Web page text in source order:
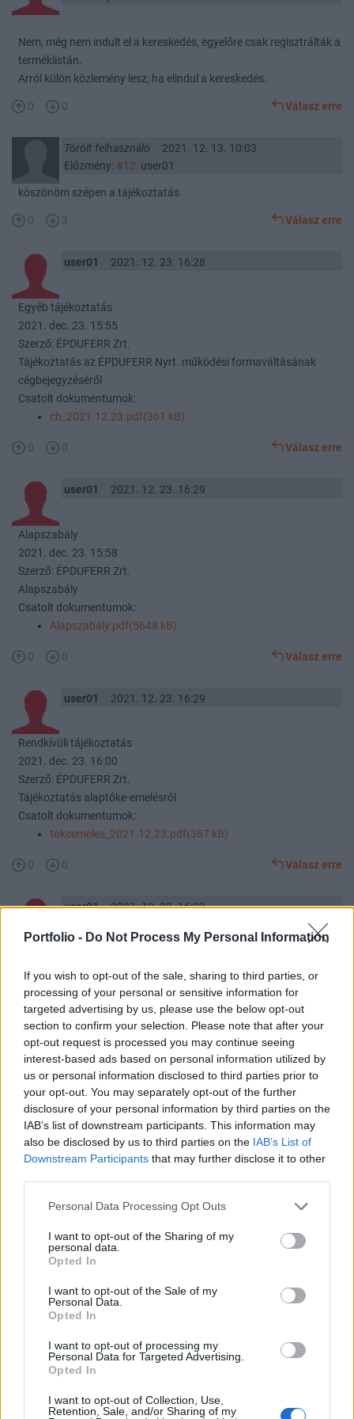
Portfolio - Do Not Process My Personal Information
If you wish to opt-out of the sale, sharing to third parties, or
processing of your personal or sensitive information for
targeted advertising by us, please use the below opt-out
section to confirm your selection. Please note that after your
opt-out request is processed you may continue seeing
interest-based ads based on personal information utilized by
us or personal information disclosed to third parties prior to
your opt-out. You may separately opt-out of the further
disclosure of your personal information by third parties on the
IAB’s list of downstream participants. This information may
also be disclosed by us to third parties on the IAB’s List of
Downstream Participants that may further disclose it to other
Personal Data Processing Opt Outs
I want to opt-out of the Sharing of my
personal data.
Opted In
I want to opt-out of the Sale of my
Personal Data.
Opted In
I want to opt-out of processing my
Personal Data for Targeted Advertising.
Opted In
I want to opt-out of Collection, Use,
Retention, Sale, and/or Sharing of my
Nem, még nem indult el a kereskedés, egyelőre csak regisztrálták a
terméklistán.
Arról külön közlemény lesz, ha elindul a kereskedés.
0 0 Válasz erre
Törölt felhasználó
2021. 12. 13. 10:03
Előzmény: #12 user01
köszönöm szépen a tájékoztatás.
0 3 Válasz erre
user01 2021. 12. 23. 16:28
Egyéb tájékoztatás
2021. dec. 23. 15:55
Szerző: ÉPDUFERR Zrt.
Tájékoztatás az ÉPDUFERR Nyrt. működési formaváltásának
cégbejegyzéséről
Csatolt dokumentumok:
cb_2021.12.23.pdf(361 kB)
0 0 Válasz erre
user01 2021. 12. 23. 16:29
Alapszabály
2021. dec. 23. 15:58
Szerző: ÉPDUFERR Zrt.
Alapszabály
Csatolt dokumentumok:
Alapszabály.pdf(5648 kB)
0 0 Válasz erre
user01 2021. 12. 23. 16:29
Rendkívüli tájékoztatás
2021. dec. 23. 16:00
Szerző: ÉPDUFERR Zrt.
Tájékoztatás alaptőke-emelésről
Csatolt dokumentumok:
tokeemeles_2021.12.23.pdf(367 kB)
0 0 Válasz erre
user01
2021. 12. 23. 16:33
Irányadó infókat jó.
0 0 Válasz erre
user01 2021. 12. 23. 17:11
https://www.portfolio.hu/uzlet/20211223/tokeemeles-az-
epduferrnel-518026
0 0 Válasz erre
Igen, beindultak.
Mikor lesz az első kereskedési nap? Lehet, hogy kedden délben
erre valami szabály, hogy hány órával/nappal előtte kell
tájékoztatni?
user01
Előzmény:#19verto